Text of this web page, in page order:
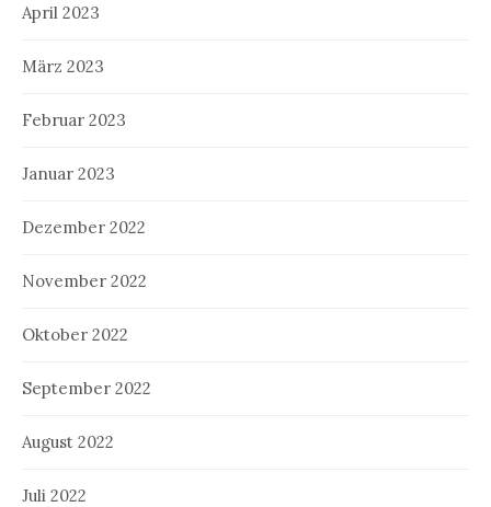
April 2023
März 2023
Februar 2023
Januar 2023
Dezember 2022
November 2022
Oktober 2022
September 2022
August 2022
Juli 2022